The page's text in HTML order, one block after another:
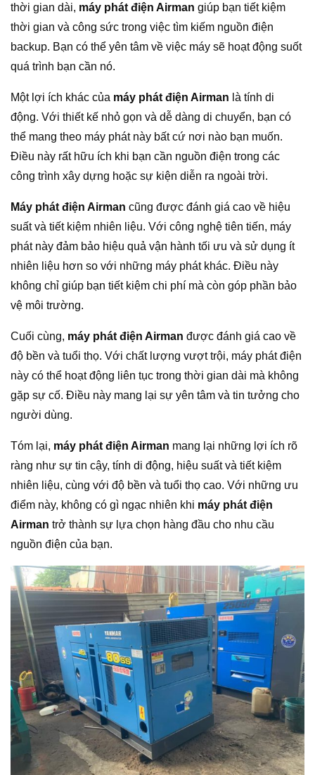
thời gian dài, máy phát điện Airman giúp bạn tiết kiệm
thời gian và công sức trong việc tìm kiếm nguồn điện
backup. Bạn có thể yên tâm về việc máy sẽ hoạt động suốt
quá trình bạn cần nó.
Một lợi ích khác của máy phát điện Airman là tính di
động. Với thiết kế nhỏ gọn và dễ dàng di chuyển, bạn có
thể mang theo máy phát này bất cứ nơi nào bạn muốn.
Điều này rất hữu ích khi bạn cần nguồn điện trong các
công trình xây dựng hoặc sự kiện diễn ra ngoài trời.
Máy phát điện Airman cũng được đánh giá cao về hiệu
suất và tiết kiệm nhiên liệu. Với công nghệ tiên tiến, máy
phát này đảm bảo hiệu quả vận hành tối ưu và sử dụng ít
nhiên liệu hơn so với những máy phát khác. Điều này
không chỉ giúp bạn tiết kiệm chi phí mà còn góp phần bảo
vệ môi trường.
Cuối cùng, máy phát điện Airman được đánh giá cao về
độ bền và tuổi thọ. Với chất lượng vượt trội, máy phát điện
này có thể hoạt động liên tục trong thời gian dài mà không
gặp sự cố. Điều này mang lại sự yên tâm và tin tưởng cho
người dùng.
Tóm lại, máy phát điện Airman mang lại những lợi ích rõ
ràng như sự tin cậy, tính di động, hiệu suất và tiết kiệm
nhiên liệu, cùng với độ bền và tuổi thọ cao. Với những ưu
điểm này, không có gì ngạc nhiên khi máy phát điện
Airman trở thành sự lựa chọn hàng đầu cho nhu cầu
nguồn điện của bạn.